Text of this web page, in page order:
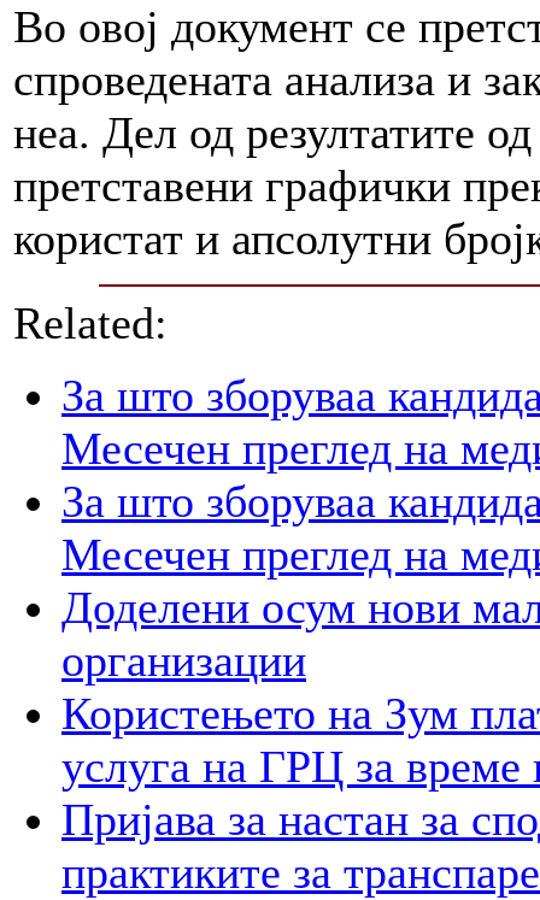
Во овој документ се
спроведената анализа и
неа. Дел од резултатите
претставени графички
користат и апсолутни
Related:
За што зборуваа
Месечен преглед на
За што зборуваа
Месечен преглед на
Доделени осум нови
организации
Користењето на Зум
услуга на ГРЦ за време
Пријава за настан за
практиките за